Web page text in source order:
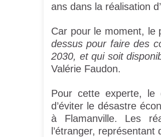
ans dans la réalisation
Car pour le moment, le
dessus pour faire des
2030, et qui soit
Valérie Faudon.
Pour cette experte, le
d’éviter le désastre
à Flamanville. Les
l’étranger,